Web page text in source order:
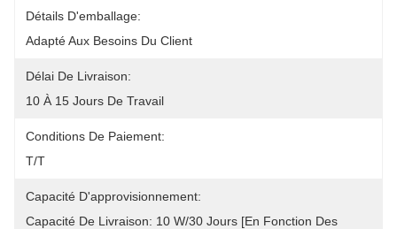
Détails D'emballage:
Adapté Aux Besoins Du Client
Délai De Livraison:
10 À 15 Jours De Travail
Conditions De Paiement:
T/T
Capacité D'approvisionnement:
Capacité De Livraison: 10 W/30 Jours [en Fonction Des